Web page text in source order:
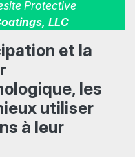
Protective
LLC
et la
les
utiliser
à leur